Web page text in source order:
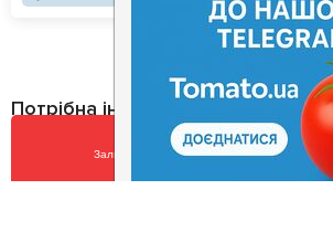
Залишити відгук
Потрібна інформація про заклад?
Завантажуйте додаток!